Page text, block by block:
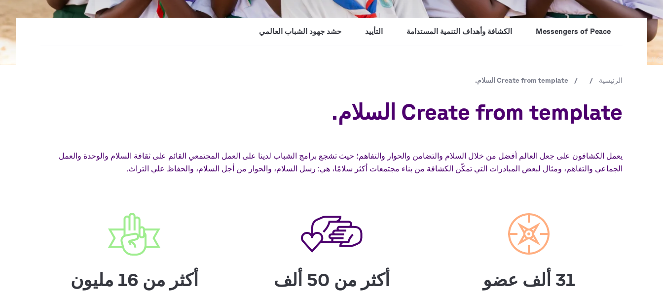
جميع
© المكتب الكشفي العالمي. / إنريكي ليون.
Messengers of Peace الكشافة وأهداف التنمية المستدامة التأييد حشد جهود الشباب العالمي
مسار
التنقل
الرئيسية /
/ Create from template السلام.
Create from template السلام.
يعمل الكشافون على جعل العالم أفضل من خلال السلام والتضامن والحوار والتفاهم؛ حيث تشجع برامج الشباب لدينا على العمل المجتمعي القائم على ثقافة السلام والوحدة والعمل
الجماعي والتفاهم، ومثال لبعض المبادرات التي تمكّن الكشافة من بناء مجتمعات أكثر سلامًا، هي: رسل السلام، والحوار من أجل السلام، والحفاظ علي التراث.
31 ألف عضو
أكثر من 50 ألف
أكثر من 16 مليون